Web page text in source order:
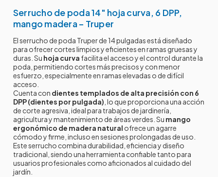
Serrucho de poda 14" hoja curva, 6 DPP,
mango madera – Truper
El serrucho de poda Truper de 14 pulgadas está diseñado
para ofrecer cortes limpios y eficientes en ramas gruesas y
duras. Su hoja curva facilita el acceso y el control durante la
poda, permitiendo cortes más precisos y con menor
esfuerzo, especialmente en ramas elevadas o de difícil
acceso.
Cuenta con dientes templados de alta precisión con 6
DPP (dientes por pulgada) , lo que proporciona una acción
de corte agresiva, ideal para trabajos de jardinería,
agricultura y mantenimiento de áreas verdes. Su mango
ergonómico de madera natural ofrece un agarre
cómodo y firme, incluso en sesiones prolongadas de uso.
Este serrucho combina durabilidad, eficiencia y diseño
tradicional, siendo una herramienta confiable tanto para
usuarios profesionales como aficionados al cuidado del
jardín.